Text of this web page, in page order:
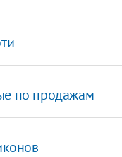
по продажам